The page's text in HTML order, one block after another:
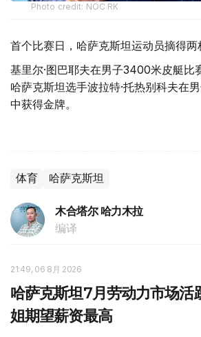
Photo credit: NOC RK
首个比赛日，哈萨克斯坦运动员摘得两
基里尔·图巴耶夫在男子3400米皮艇比
哈萨克斯坦选手波拉特·托热别科夫在
中获得金牌。
体育 哈萨克斯坦
木合塔尔 哈力木拉
编译
21:49, 06 8月 2026
哈萨克斯坦7月劳动力市场活
姐期望薪资最高